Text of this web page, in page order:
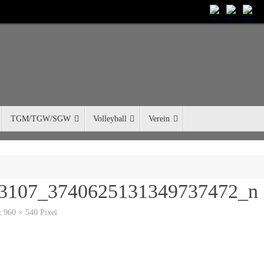
TGM/TGW/SGW Volleyball Verein
960 × 540 Pixel